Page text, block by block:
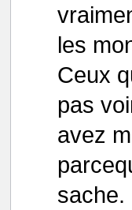
les
Ceux
pas
avez
sache.